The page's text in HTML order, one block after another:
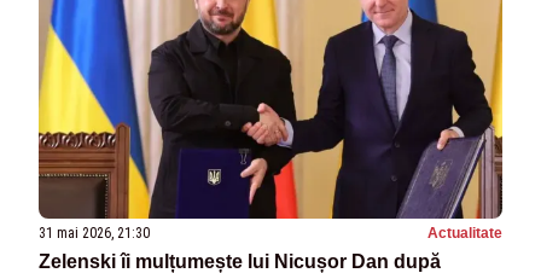
31 mai 2026, 21:30 Actualitate
Zelenski îi mulțumește lui Nicușor Dan după